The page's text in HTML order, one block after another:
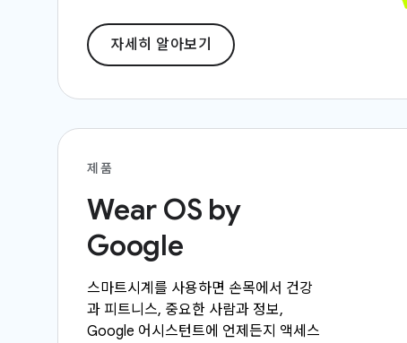
자세히 알아보기
제품
Wear OS by
Google
스마트시계를 사용하면 손목에서 건강
과 피트니스, 중요한 사람과 정보,
Google 어시스턴트에 언제든지 액세스